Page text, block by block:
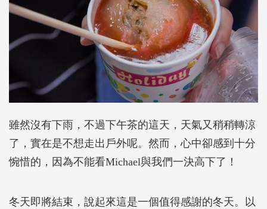
雖然沒有下雨，不過下午茶的這天，天氣又稍稍轉涼
了，實在是不想走出戶外呢。然而，心中卻感到十分
惋惜的，因為不能看Michael與我們一決高下了！
冬天即將結束，說起來這是一個值得感謝的冬天。以